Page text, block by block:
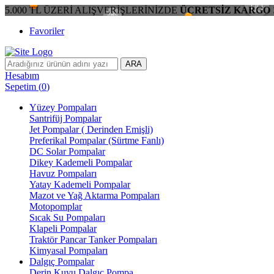
5.000 TL ÜZERİ ALIŞVERİŞLERİNİZDE ÜCRETSİZ KARGO
Favoriler
ARA
Hesabım
Sepetim (0)
Yüzey Pompaları
Santrifüj Pompalar
Jet Pompalar ( Derinden Emişli)
Preferikal Pompalar (Sürtme Fanlı)
DC Solar Pompalar
Dikey Kademeli Pompalar
Havuz Pompaları
Yatay Kademeli Pompalar
Mazot ve Yağ Aktarma Pompaları
Motopomplar
Sıcak Su Pompaları
Klapeli Pompalar
Traktör Pancar Tanker Pompaları
Kimyasal Pompaları
Dalgıç Pompalar